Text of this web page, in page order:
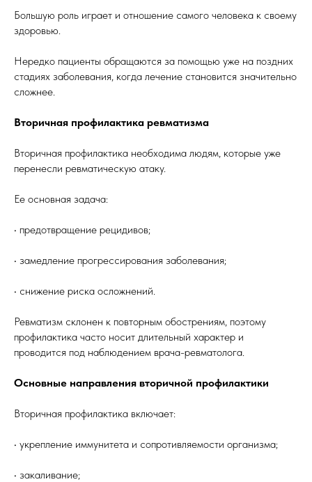
Большую роль играет и отношение самого человека к своему
здоровью.
Нередко пациенты обращаются за помощью уже на поздних
стадиях заболевания, когда лечение становится значительно
сложнее.
Вторичная профилактика ревматизма
Вторичная профилактика необходима людям, которые уже
перенесли ревматическую атаку.
Ее основная задача:
• предотвращение рецидивов;
• замедление прогрессирования заболевания;
• снижение риска осложнений.
Ревматизм склонен к повторным обострениям, поэтому
профилактика часто носит длительный характер и
проводится под наблюдением врача-ревматолога.
Основные направления вторичной профилактики
Вторичная профилактика включает:
• укрепление иммунитета и сопротивляемости организма;
• закаливание;